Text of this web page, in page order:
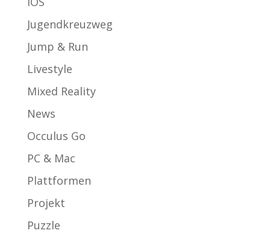
Jugendkreuzweg
Jump & Run
Livestyle
Mixed Reality
News
Occulus Go
PC & Mac
Plattformen
Projekt
Puzzle